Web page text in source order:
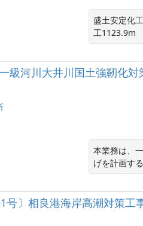
盛土安定化
級河川大井川国土強靭化
本業務は、
げを計画す
号〕相良港海岸高潮対策工